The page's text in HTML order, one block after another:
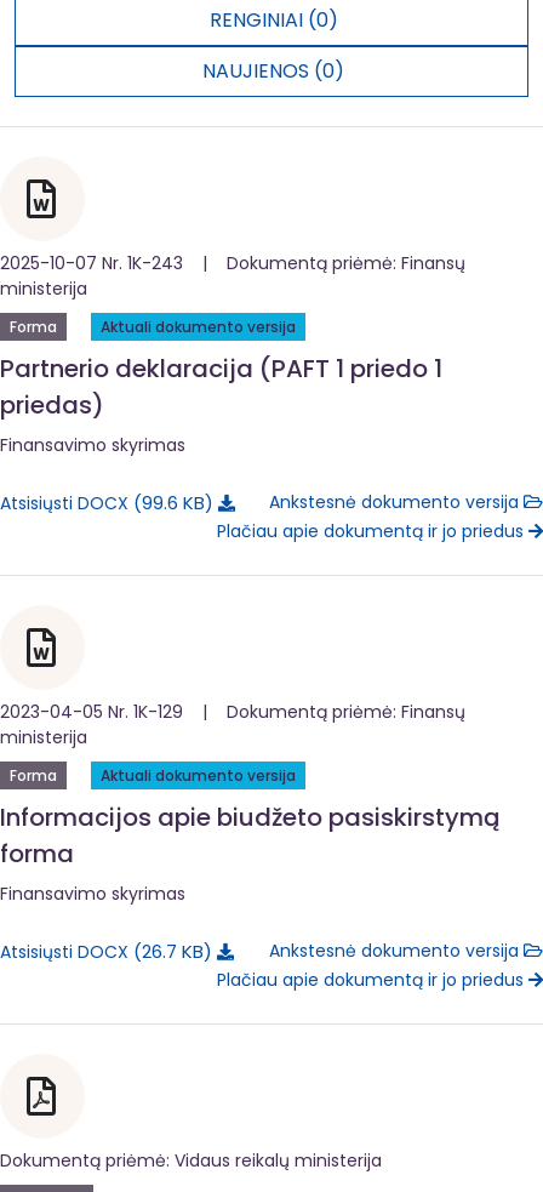
RENGINIAI (0)
NAUJIENOS (0)
2025-10-07 Nr. 1K-243 | Dokumentą priėmė: Finansų
ministerija
Forma Aktuali dokumento versija
Partnerio deklaracija (PAFT 1 priedo 1
priedas)
Finansavimo skyrimas
Atsisiųsti DOCX 99.6 KB
Ankstesnė dokumento versija
Plačiau apie dokumentą ir jo priedus
2023-04-05 Nr. 1K-129 | Dokumentą priėmė: Finansų
ministerija
Forma Aktuali dokumento versija
Informacijos apie biudžeto pasiskirstymą
forma
Finansavimo skyrimas
Atsisiųsti DOCX 26.7 KB
Ankstesnė dokumento versija
Plačiau apie dokumentą ir jo priedus
Dokumentą priėmė: Vidaus reikalų ministerija